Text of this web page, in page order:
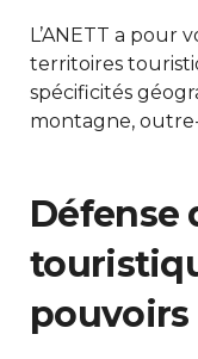
L’ANETT a pour
territoires
spécificités
montagne,
Défense